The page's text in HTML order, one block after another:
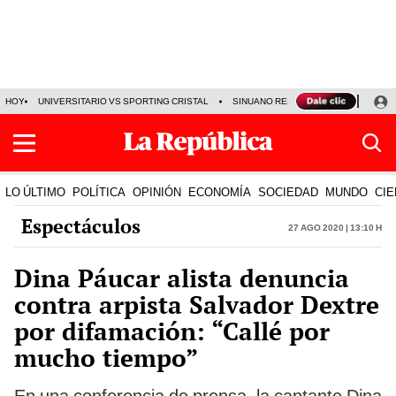
HOY UNIVERSITARIO VS SPORTING CRISTAL SINUANO RESULTADOS HOY
LO ÚLTIMO POLÍTICA OPINIÓN ECONOMÍA SOCIEDAD MUNDO
Espectáculos 27 Ago 2020 | 13:10 h
Dina Páucar alista denuncia
contra arpista Salvador Dextre
por difamación: “Callé por
mucho tiempo”